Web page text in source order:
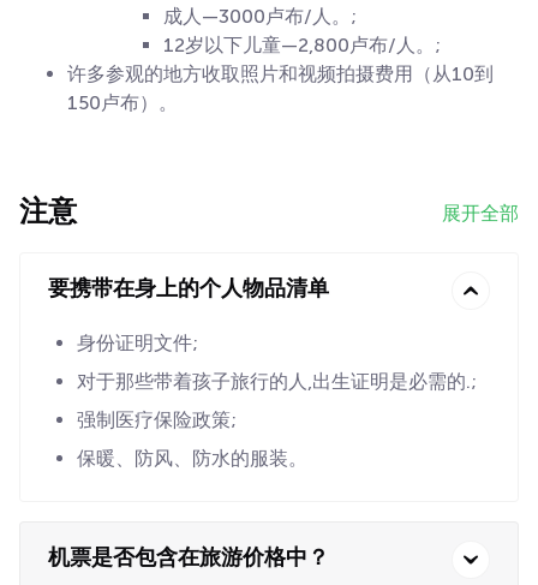
成人—3000卢布/人。;
12岁以下儿童—2,800卢布/人。;
许多参观的地方收取照片和视频拍摄费用（从10到
150卢布）。
注意 展开全部
要携带在身上的个人物品清单
身份证明文件;
对于那些带着孩子旅行的人,出生证明是必需的.;
强制医疗保险政策;
保暖、防风、防水的服装。
机票是否包含在旅游价格中？